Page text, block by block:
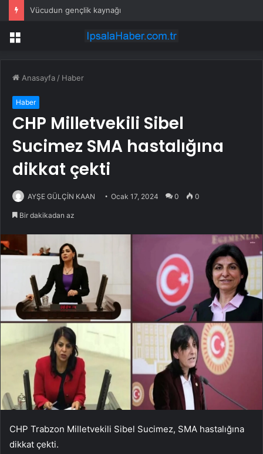
Vücudun gençlik kaynağı
Menü
Anasayfa / Haber
Haber
CHP Milletvekili Sibel
Sucimez SMA hastalığına
dikkat çekti
AYŞE GÜLÇİN KAAN Ocak 17, 2024 0 0
Bir dakikadan az
CHP Trabzon Milletvekili Sibel Sucimez, SMA hastalığına
dikkat çekti.